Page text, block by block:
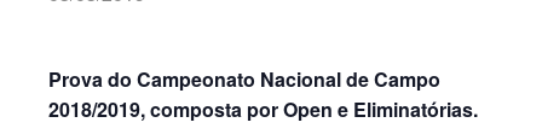
Prova do Campeonato Nacional de Campo
2018/2019, composta por Open e Eliminatórias.